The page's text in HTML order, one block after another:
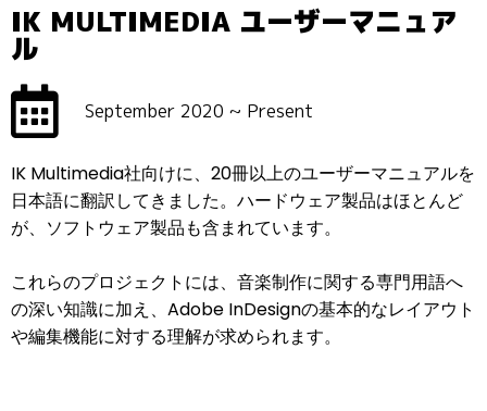
IK MULTIMEDIA ユーザーマニュア
ル
September 2020 ~ Present
IK Multimedia社向けに、20冊以上のユーザーマニュアルを
日本語に翻訳してきました。ハードウェア製品はほとんど
が、ソフトウェア製品も含まれています。
これらのプロジェクトには、音楽制作に関する専門用語へ
の深い知識に加え、Adobe InDesignの基本的なレイアウト
や編集機能に対する理解が求められます。